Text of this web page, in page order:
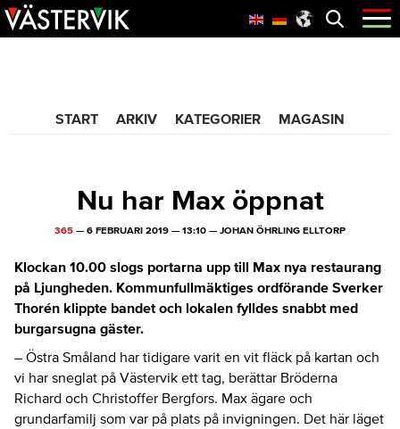
Hoppa
till
Skip
to
Hoppa
till
Öppna
menyn
START ARKIV KATEGORIER MAGASIN
Nu har Max öppnat
365 — 6 FEBRUARI 2019 — 13:10 — JOHAN ÖHRLING ELLTORP
Klockan 10.00 slogs portarna upp till Max nya restaurang
på Ljungheden. Kommunfullmäktiges ordförande Sverker
Thorén klippte bandet och lokalen fylldes snabbt med
burgarsugna gäster.
– Östra Småland har tidigare varit en vit fläck på kartan och
vi har sneglat på Västervik ett tag, berättar Bröderna
Richard och Christoffer Bergfors. Max ägare och
grundarfamilj som var på plats på invigningen. Det här läget